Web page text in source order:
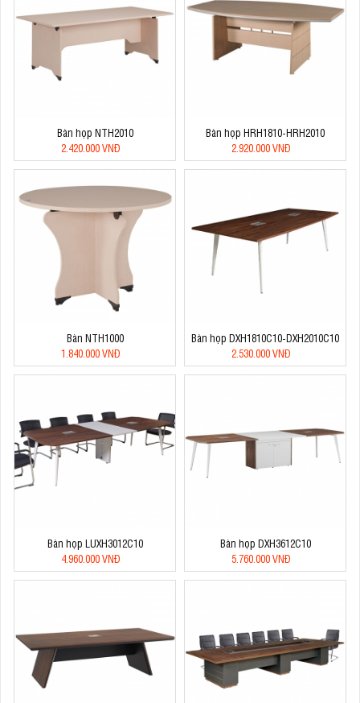
Bàn họp NTH2010
2.420.000 VNĐ
Bàn họp HRH1810-HRH2010
2.920.000 VNĐ
Bàn NTH1000
1.840.000 VNĐ
Bàn họp DXH1810C10-DXH2010C10
2.530.000 VNĐ
Bàn họp LUXH3012C10
4.960.000 VNĐ
Bàn họp DXH3612C10
5.760.000 VNĐ